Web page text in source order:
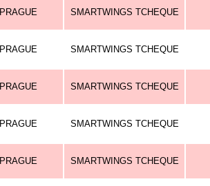
PRAGUE SMARTWINGS TCHEQUE
PRAGUE SMARTWINGS TCHEQUE
PRAGUE SMARTWINGS TCHEQUE
PRAGUE SMARTWINGS TCHEQUE
PRAGUE SMARTWINGS TCHEQUE